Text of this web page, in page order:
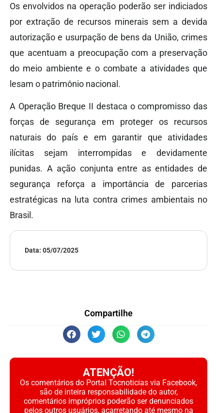
Os envolvidos na operação poderão ser indiciados
por extração de recursos minerais sem a devida
autorização e usurpação de bens da União, crimes
que acentuam a preocupação com a preservação
do meio ambiente e o combate a atividades que
lesam o patrimônio nacional.
A Operação Breque II destaca o compromisso das
forças de segurança em proteger os recursos
naturais do país e em garantir que atividades
ilícitas sejam interrompidas e devidamente
punidas. A ação conjunta entre as entidades de
segurança reforça a importância de parcerias
estratégicas na luta contra crimes ambientais no
Brasil.
Data: 05/07/2025
Compartilhe
ATENÇÃO!
Os comentários do Portal Tocnoticias via Facebook,
são de inteira responsabilidade do autor,
comentários impróprios poderão ser denunciados
pelos outros usuários, acarretando até mesmo na